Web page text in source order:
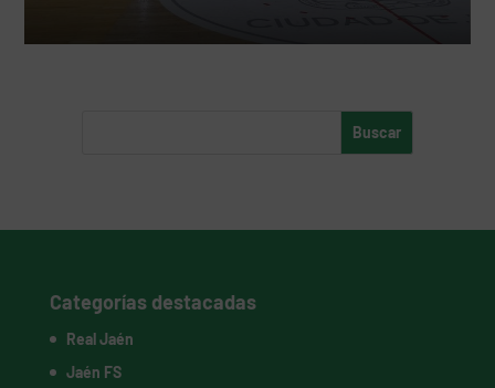
Categorías destacadas
Real Jaén
Jaén FS